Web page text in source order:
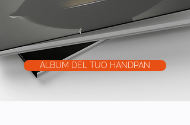
ALBUM DEL TUO HANDPAN